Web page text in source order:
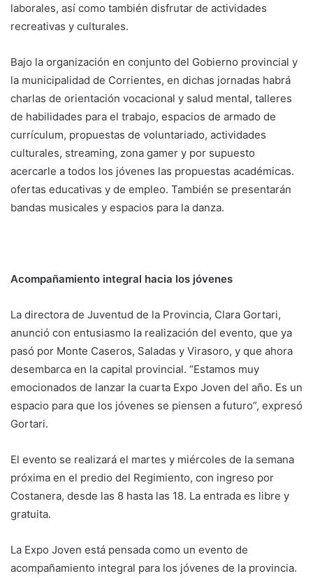
laborales, así como también disfrutar de actividades
recreativas y culturales.
Bajo la organización en conjunto del Gobierno provincial y
la municipalidad de Corrientes, en dichas jornadas habrá
charlas de orientación vocacional y salud mental, talleres
de habilidades para el trabajo, espacios de armado de
currículum, propuestas de voluntariado, actividades
culturales, streaming, zona gamer y por supuesto
acercarle a todos los jóvenes las propuestas académicas.
ofertas educativas y de empleo. También se presentarán
bandas musicales y espacios para la danza.
Acompañamiento integral hacia los jóvenes
La directora de Juventud de la Provincia, Clara Gortari,
anunció con entusiasmo la realización del evento, que ya
pasó por Monte Caseros, Saladas y Virasoro, y que ahora
desembarca en la capital provincial. “Estamos muy
emocionados de lanzar la cuarta Expo Joven del año. Es un
espacio para que los jóvenes se piensen a futuro”, expresó
Gortari.
El evento se realizará el martes y miércoles de la semana
próxima en el predio del Regimiento, con ingreso por
Costanera, desde las 8 hasta las 18. La entrada es libre y
gratuita.
La Expo Joven está pensada como un evento de
acompañamiento integral para los jóvenes de la provincia.